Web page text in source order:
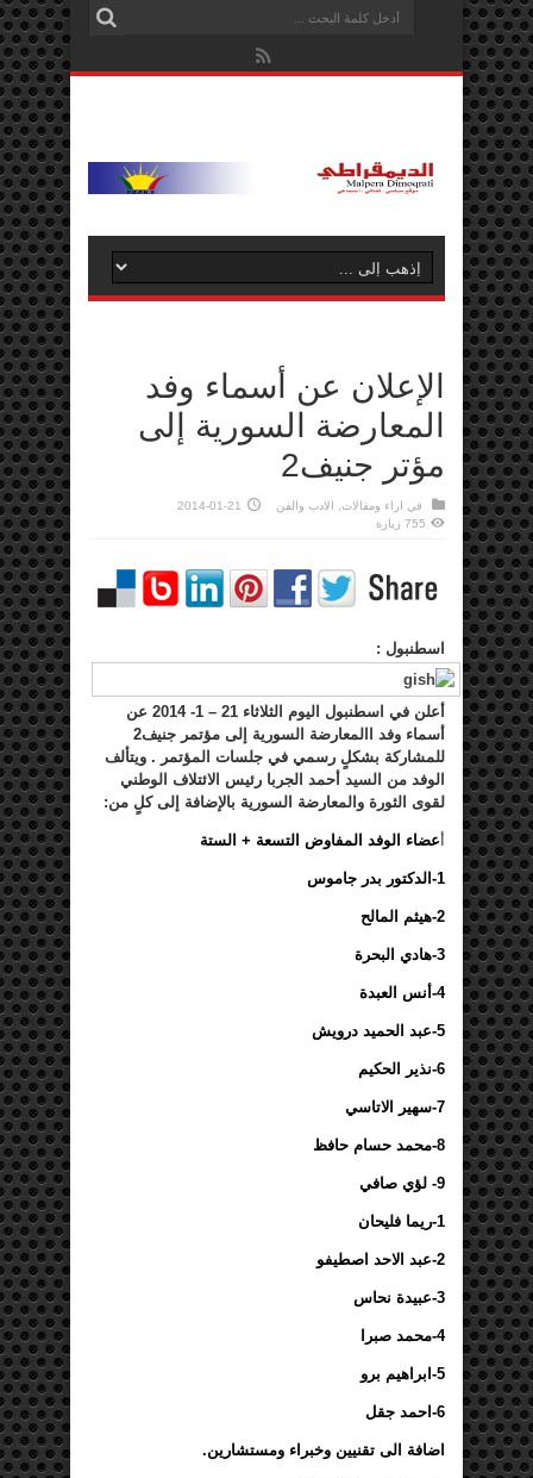
الإعلان عن أسماء وفد
المعارضة السورية إلى
مؤتر جنيف2
في اراء ومقالات الادب والفن
2014-01-21
755 زيارة
اسطنبول :
أعلن في اسطنبول اليوم الثلاثاء 21 – 1- 2014 عن
أسماء وفد االمعارضة السورية إلى مؤتمر جنيف2
للمشاركة بشكلٍ رسمي في جلسات المؤتمر . ويتألف
الوفد من السيد أحمد الجربا رئيس الائتلاف الوطني
لقوى الثورة والمعارضة السورية بالإضافة إلى كلٍ من:
أعضاء الوفد المفاوض التسعة + الستة
1-الدكتور بدر جاموس
2-هيثم المالح
3-هادي البحرة
4-أنس العبدة
5-عبد الحميد درويش
6-نذير الحكيم
7-سهير الاتاسي
8-محمد حسام حافظ
9- لؤي صافي
1-ريما فليحان
2-عبد الاحد اصطيفو
3-عبيدة نحاس
4-محمد صبرا
5-ابراهيم برو
6-احمد جقل
اضافة الى تقنيين وخبراء ومستشارين.